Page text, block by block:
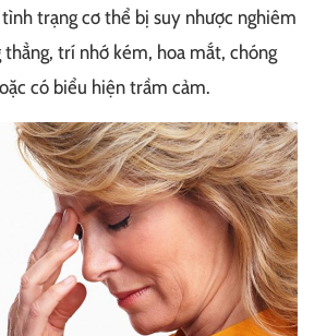
trạng cơ thể bị suy nhược nghiêm
trí nhớ kém, hoa mắt, chóng
có biểu hiện trầm cảm.